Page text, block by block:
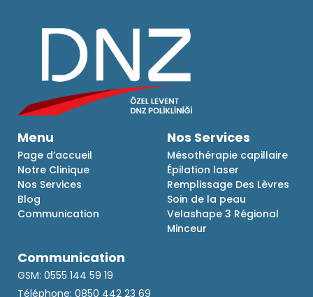
Menu
Page d’accueil
Notre Clinique
Nos Services
Blog
Communication
Nos Services
Mésothérapie capillaire
Épilation laser
Remplissage Des Lèvres
Soin de la peau
Velashape 3 Régional
Minceur
Communication
GSM: 0555 144 59 19
Téléphone: 0850 442 23 69